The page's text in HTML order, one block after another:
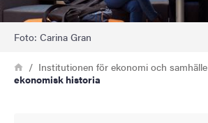
Foto: Carina Gran
Länkstig
HemInstitutionen för ekonomi och samhälle
ekonomisk historia